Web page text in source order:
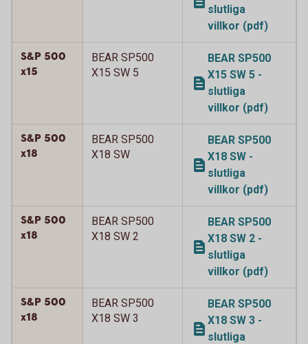
slutliga
villkor (pdf)
S&P 500
x15
BEAR SP500
X15 SW 5
BEAR SP500
X15 SW 5 -
slutliga
villkor (pdf)
S&P 500
x18
BEAR SP500
X18 SW
BEAR SP500
X18 SW -
slutliga
villkor (pdf)
S&P 500
x18
BEAR SP500
X18 SW 2
BEAR SP500
X18 SW 2 -
slutliga
villkor (pdf)
S&P 500
x18
BEAR SP500
X18 SW 3
BEAR SP500
X18 SW 3 -
slutliga